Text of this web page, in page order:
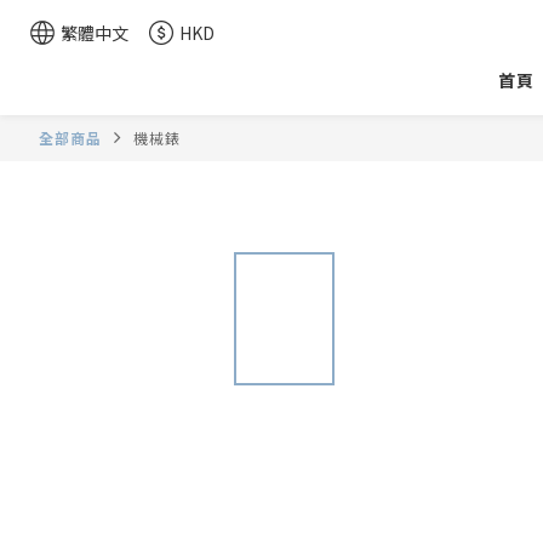
繁體中文
HKD
首頁
全部商品 機械錶